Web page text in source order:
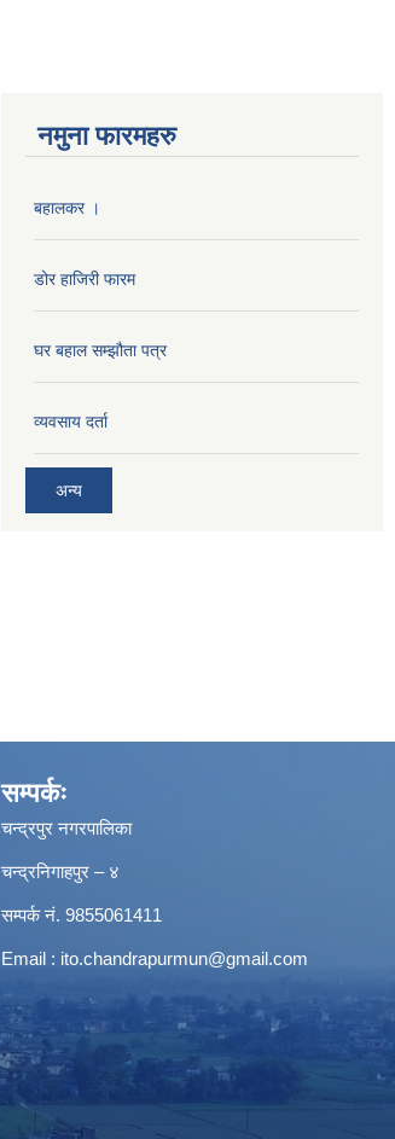
नमुना फारमहरु
बहालकर ।
डोर हाजिरी फारम
घर बहाल सम्झौता पत्र
व्यवसाय दर्ता
अन्य
सम्पर्कः
चन्द्रपुर नगरपालिका
चन्द्रनिगाहपुर – ४
सम्पर्क नं. 9855061411
Email : ito.chandrapurmun@gmail.com